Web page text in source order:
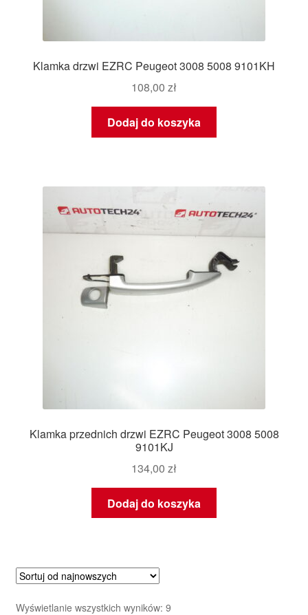
Klamka drzwi EZRC Peugeot 3008 5008 9101KH
108,00 zł
Dodaj do koszyka
Klamka przednich drzwi EZRC Peugeot 3008 5008
9101KJ
134,00 zł
Dodaj do koszyka
Wyświetlanie wszystkich wyników: 9Posortowane